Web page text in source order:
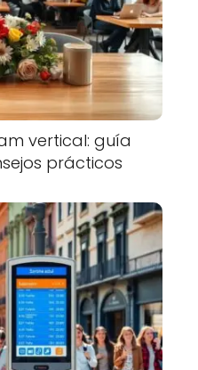
vertical: guía
prácticos